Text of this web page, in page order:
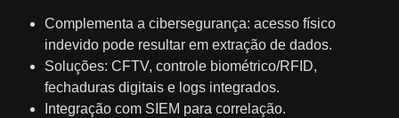
Complementa a cibersegurança: acesso físico
indevido pode resultar em extração de dados.
Soluções: CFTV, controle biométrico/RFID,
fechaduras digitais e logs integrados.
Integração com SIEM para correlação.